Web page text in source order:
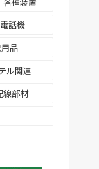
話機
品
ル関連
線部材